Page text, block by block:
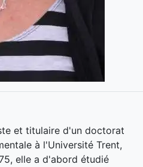
et titulaire d'un doctorat
à l'Université Trent,
elle a d'abord étudié